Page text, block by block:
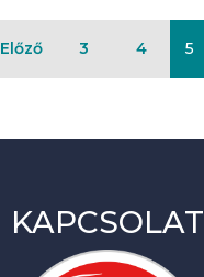
Előző 3 4 5
KAPCSOLAT